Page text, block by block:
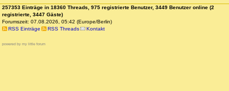
257353 Einträge in 18360 Threads, 975 registrierte Benutzer, 3449 Benutzer online (2
registrierte, 3447 Gäste)
Forumszeit: 07.08.2026, 05:42 (Europe/Berlin)
RSS Einträge
RSS Threads Kontakt
powered by my little forum